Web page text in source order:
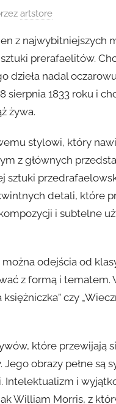
artstore
z najwybitniejszych
prerafaelitów.
dzieła nadal
sierpnia 1833 roku i
żywa.
stylowi, który
z głównych
detali, które
i subtelne
odejścia od
z formą i tematem.
księżniczka” czy
które przewijają
obrazy pełne są
Intelektualizm i
William Morris, z